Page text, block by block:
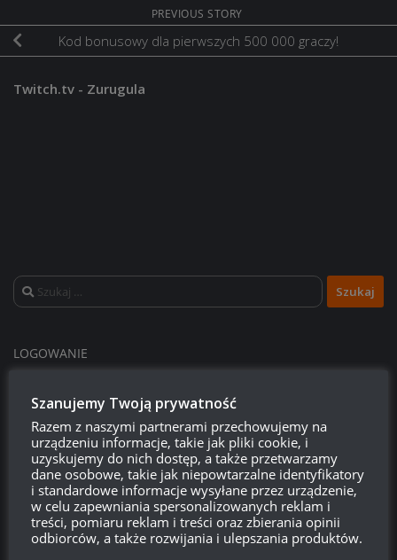
PREVIOUS STORY
Kod bonusowy dla pierwszych 500 000 graczy!
Twitch.tv - Zurugula
Szukaj:
LOGOWANIE
Zaloguj się
Kanał wpisów
Kanał komentarzy
Szanujemy Twoją prywatność
Razem z naszymi partnerami przechowujemy na
urządzeniu informacje, takie jak pliki cookie, i
uzyskujemy do nich dostęp, a także przetwarzamy
dane osobowe, takie jak niepowtarzalne identyfikatory
i standardowe informacje wysyłane przez urządzenie,
w celu zapewniania spersonalizowanych reklam i
treści, pomiaru reklam i treści oraz zbierania opinii
odbiorców, a także rozwijania i ulepszania produktów.